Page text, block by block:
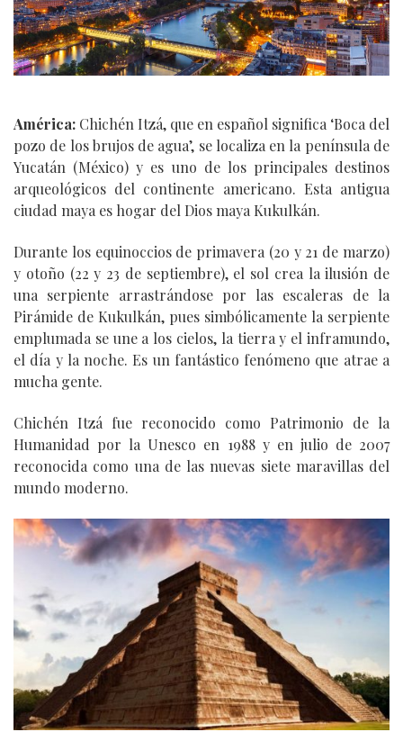
América: Chichén Itzá, que en español significa ‘Boca del
pozo de los brujos de agua’, se localiza en la península de
Yucatán (México) y es uno de los principales destinos
arqueológicos del continente americano. Esta antigua
ciudad maya es hogar del Dios maya Kukulkán.
Durante los equinoccios de primavera (20 y 21 de marzo)
y otoño (22 y 23 de septiembre), el sol crea la ilusión de
una serpiente arrastrándose por las escaleras de la
Pirámide de Kukulkán, pues simbólicamente la serpiente
emplumada se une a los cielos, la tierra y el inframundo,
el día y la noche. Es un fantástico fenómeno que atrae a
mucha gente.
Chichén Itzá fue reconocido como Patrimonio de la
Humanidad por la Unesco en 1988 y en julio de 2007
reconocida como una de las nuevas siete maravillas del
mundo moderno.